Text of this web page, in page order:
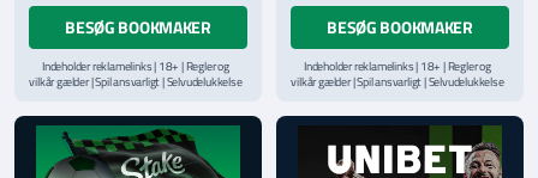
BESØG BOOKMAKER
Indeholder reklamelinks | 18+ | Regler og
vilkår gælder | Spil ansvarligt | Selvudelukkelse
hjælpelinje påStopSpillet.dk
BESØG BOOKMAKER
Indeholder reklamelinks | 18+ | Regler og
vilkår gælder | Spil ansvarligt | Selvudelukkelse
hjælpelinje påStopSpillet.dk
Læs vilkår og betingelserher